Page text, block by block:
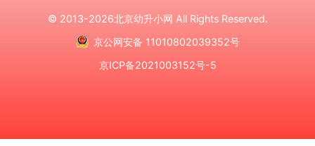
© 2013-2026北京幼升小网 All Rights Reserved.
京公网安备 11010802039352号
京ICP备2021003152号-5